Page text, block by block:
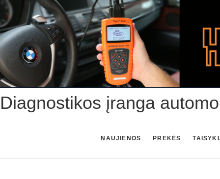
Skip
to
content
Diagnostikos įranga
NAUJIENOS PREKĖS